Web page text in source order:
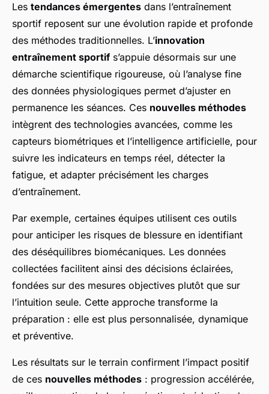
Les tendances émergentes dans l’entraînement
sportif reposent sur une évolution rapide et profonde
des méthodes traditionnelles. L’innovation
entraînement sportifs’appuie désormais sur une
démarche scientifique rigoureuse, où l’analyse fine
des données physiologiques permet d’ajuster en
permanence les séances. Ces nouvelles méthodes
intègrent des technologies avancées, comme les
capteurs biométriques et l’intelligence artificielle, pour
suivre les indicateurs en temps réel, détecter la
fatigue, et adapter précisément les charges
d’entraînement.
Par exemple, certaines équipes utilisent ces outils
pour anticiper les risques de blessure en identifiant
des déséquilibres biomécaniques. Les données
collectées facilitent ainsi des décisions éclairées,
fondées sur des mesures objectives plutôt que sur
l’intuition seule. Cette approche transforme la
préparation : elle est plus personnalisée, dynamique
et préventive.
Les résultats sur le terrain confirment l’impact positif
de ces nouvelles méthodes : progression accélérée,